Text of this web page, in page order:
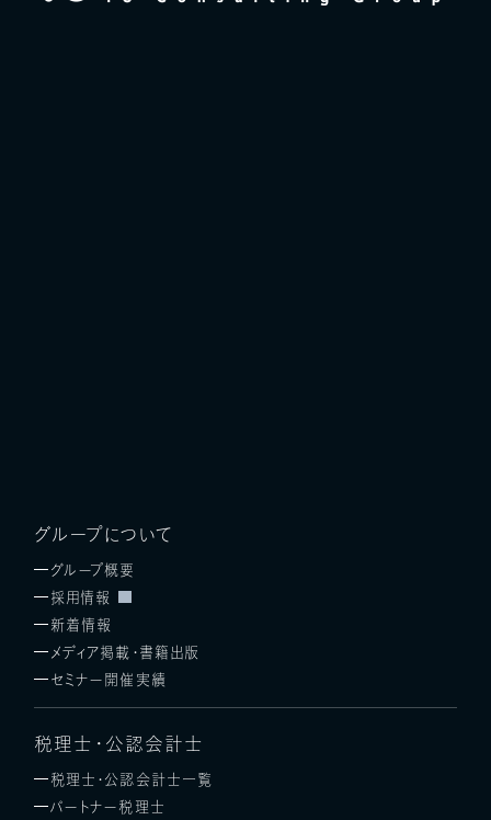
グループについて
グループ概要
採用情報
新着情報
メディア掲載・書籍出版
セミナー開催実績
税理士・公認会計士
税理士・公認会計士一覧
パートナー税理士